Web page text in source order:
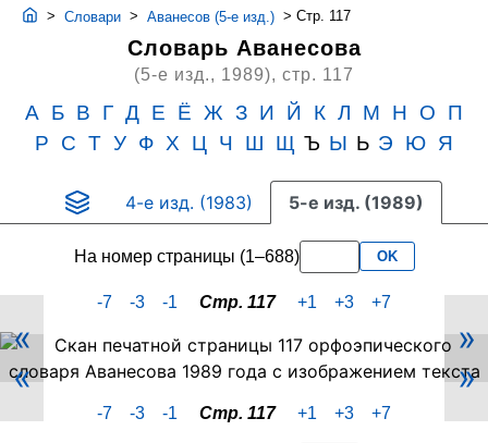
> Словари > Аванесов (5-е изд.) > Стр. 117
Словарь Аванесова
(5-е изд., 1989), стр. 117
А Б В Г Д Е Ё Ж З И Й К Л М Н О
П
Р
С Т У Ф Х Ц Ч Ш Щ Ъ Ы Ь Э Ю Я
4-е изд. (1983) 5-е изд. (1989)
На номер страницы (1–688) OK
-7 -3 -1 Стр. 117 +1 +3 +7
Скан
PDF-
страницы
117
«
»
«
»
-7 -3 -1 Стр. 117 +1 +3 +7